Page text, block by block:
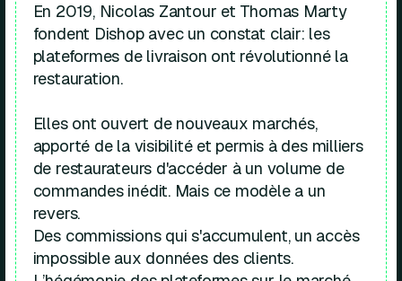
En 2019, Nicolas Zantour et Thomas Marty
fondent Dishop avec un constat clair: les
plateformes de livraison ont révolutionné la
restauration.
Elles ont ouvert de nouveaux marchés,
apporté de la visibilité et permis à des milliers
de restaurateurs d'accéder à un volume de
commandes inédit. Mais ce modèle a un
revers.
Des commissions qui s'accumulent, un accès
impossible aux données des clients.